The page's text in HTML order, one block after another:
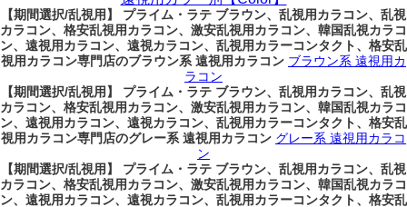
【期間選択/乱視用】 プライム・ラテ ブラウン、乱視用カラコン、乱視
カラコン、格安乱視用カラコン、激安乱視用カラコン、韓国乱視カラコ
ン、遠視用カラコン、遠視カラコン、乱視用カラーコンタクト、格安乱
視用カラコン専門店のブラウン系 遠視用カラコン ブラウン系 遠視用カ
ラコン
【期間選択/乱視用】 プライム・ラテ ブラウン、乱視用カラコン、乱視
カラコン、格安乱視用カラコン、激安乱視用カラコン、韓国乱視カラコ
ン、遠視用カラコン、遠視カラコン、乱視用カラーコンタクト、格安乱
視用カラコン専門店のグレー系 遠視用カラコン グレー系 遠視用カラコ
ン
【期間選択/乱視用】 プライム・ラテ ブラウン、乱視用カラコン、乱視
カラコン、格安乱視用カラコン、激安乱視用カラコン、韓国乱視カラコ
ン、遠視用カラコン、遠視カラコン、乱視用カラーコンタクト、格安乱